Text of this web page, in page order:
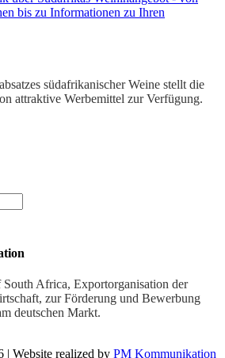
südafrikanischer Weine stellt die
attraktive Werbemittel zur Verfügung.
Africa, Exportorganisation der
zur Förderung und Bewerbung
deutschen Markt.
| Website realized by PM Kommunikation